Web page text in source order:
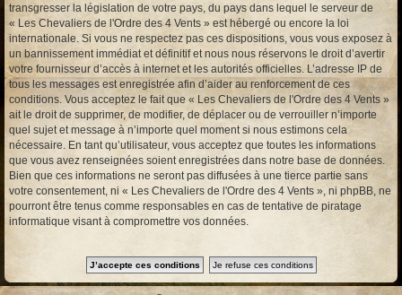
transgresser la législation de votre pays, du pays dans lequel le serveur de
« Les Chevaliers de l'Ordre des 4 Vents » est hébergé ou encore la loi
internationale. Si vous ne respectez pas ces dispositions, vous vous exposez à
un bannissement immédiat et définitif et nous nous réservons le droit d’avertir
votre fournisseur d’accès à internet et les autorités officielles. L’adresse IP de
tous les messages est enregistrée afin d’aider au renforcement de ces
conditions. Vous acceptez le fait que « Les Chevaliers de l'Ordre des 4 Vents »
ait le droit de supprimer, de modifier, de déplacer ou de verrouiller n’importe
quel sujet et message à n’importe quel moment si nous estimons cela
nécessaire. En tant qu’utilisateur, vous acceptez que toutes les informations
que vous avez renseignées soient enregistrées dans notre base de données.
Bien que ces informations ne seront pas diffusées à une tierce partie sans
votre consentement, ni « Les Chevaliers de l'Ordre des 4 Vents », ni phpBB, ne
pourront être tenus comme responsables en cas de tentative de piratage
informatique visant à compromettre vos données.